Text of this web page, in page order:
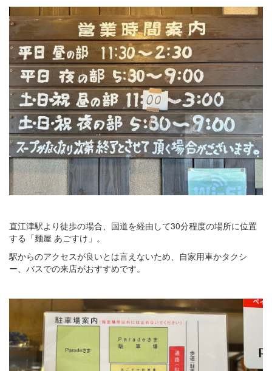
直江津駅より徒歩の場合、国道を経由して30分程度の場所に位置
する「麺屋 あごすけ」。
駅からのアクセスが良いとは言えないため、自家用車かタクシ
ー、バスでの来店がおすすめです。